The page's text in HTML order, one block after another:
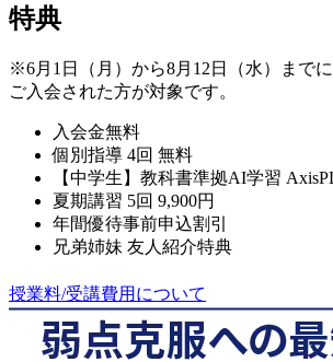
特典
※6月1日（月）から8月12日（水）までに
ご入会された方が対象です。
入会金無料
個別指導 4回 無料
【中学生】教科書準拠AI学習
夏期講習 5回 9,900円
年間優待事前申込割引
兄弟姉妹 友人紹介特典
授業料/受講費用について